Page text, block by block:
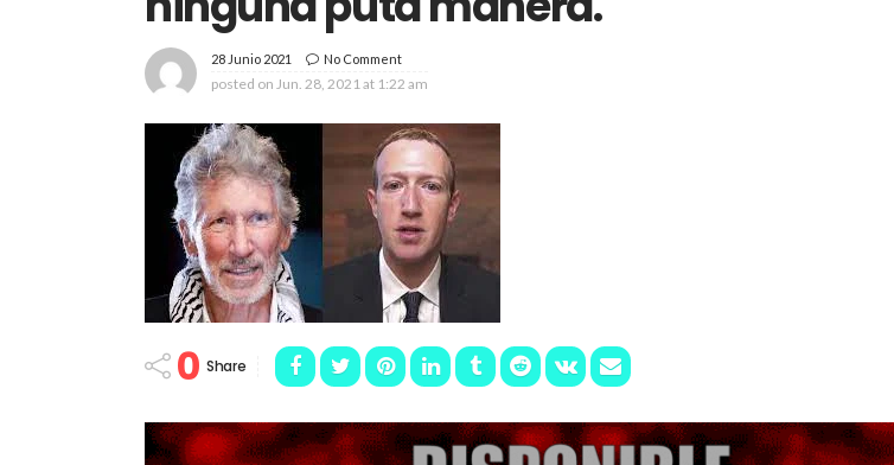
28 Junio 2021 No Comment
posted on Jun. 28, 2021 at 1:22 am
0 Share